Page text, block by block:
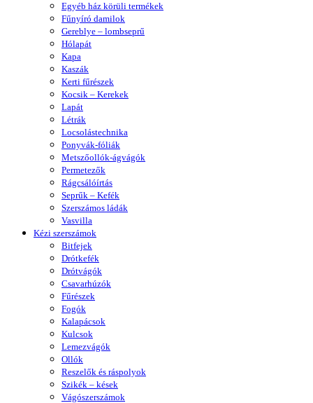
Egyéb ház körüli termékek
Fűnyíró damilok
Gereblye – lombseprű
Hólapát
Kapa
Kaszák
Kerti fűrészek
Kocsik – Kerekek
Lapát
Létrák
Locsolástechnika
Ponyvák-fóliák
Metszőollók-ágvágók
Permetezők
Rágcsálóírtás
Seprűk – Kefék
Szerszámos ládák
Vasvilla
Kézi szerszámok
Bitfejek
Drótkefék
Drótvágók
Csavarhúzók
Fűrészek
Fogók
Kalapácsok
Kulcsok
Lemezvágók
Ollók
Reszelők és ráspolyok
Szikék – kések
Vágószerszámok